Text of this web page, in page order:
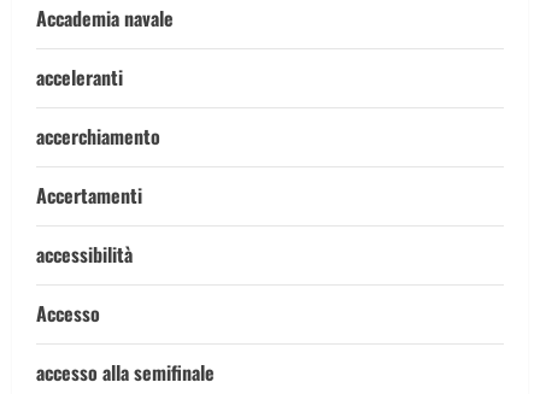
Accademia navale
acceleranti
accerchiamento
Accertamenti
accessibilità
Accesso
accesso alla semifinale